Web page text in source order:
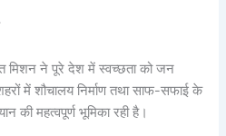
मिशन ने पूरे देश में स्वच्छता को जन
में शौचालय निर्माण तथा साफ-सफाई के
की महत्वपूर्ण भूमिका रही है।